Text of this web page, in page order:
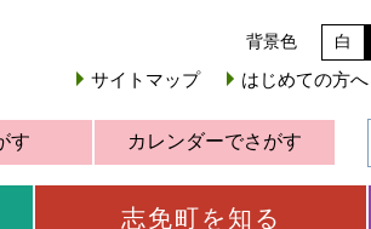
背景色 白
サイトマップ はじめての方へ
す カレンダーでさがす
志免町を知る